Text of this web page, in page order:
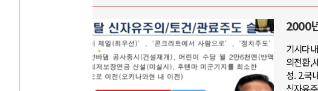
2000
기시다
의전환,
성. 2.국
신자유